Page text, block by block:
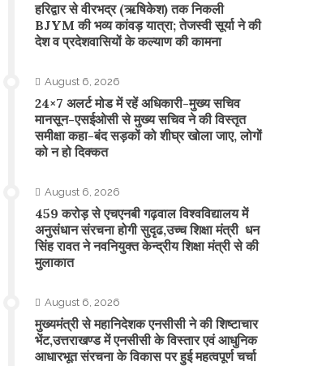
​हरिद्वार से वीरभद्र (ऋषिकेश) तक निकली
BJYM की भव्य कांवड़ यात्रा; तेजस्वी सूर्या ने की
देश व प्रदेशवासियों के कल्याण की कामना
August 6, 2026
24×7 अलर्ट मोड में रहें अधिकारी-मुख्य सचिव
मानसून-एसईओसी से मुख्य सचिव ने की विस्तृत
समीक्षा कहा-बंद सड़कों को शीघ्र खोला जाए, लोगों
को न हो दिक्कत
August 6, 2026
459 करोड़ से एचएनबी गढ़वाल विश्वविद्यालय में
अनुसंधान संरचना होगी सुदृढ,उच्च शिक्षा मंत्री धन
सिंह रावत ने नवनियुक्त केन्द्रीय शिक्षा मंत्री से की
मुलाकात
August 6, 2026
मुख्यमंत्री से महानिदेशक एनसीसी ने की शिष्टाचार
भेंट,उत्तराखण्ड में एनसीसी के विस्तार एवं आधुनिक
आधारभूत संरचना के विकास पर हुई महत्वपूर्ण चर्चा